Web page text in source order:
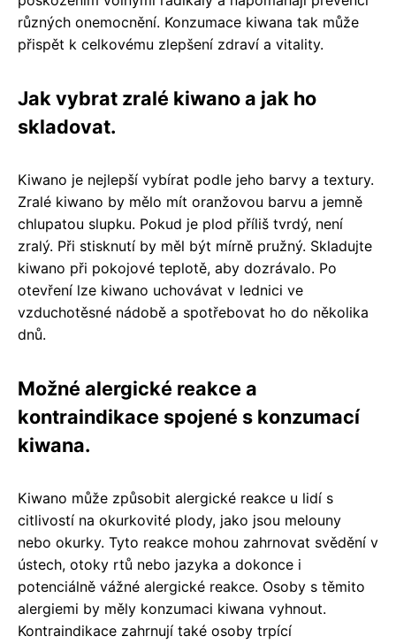
různých onemocnění. Konzumace kiwana tak může
přispět k celkovému zlepšení zdraví a vitality.
Jak vybrat zralé kiwano a jak ho
skladovat.
Kiwano je nejlepší vybírat podle jeho barvy a textury.
Zralé kiwano by mělo mít oranžovou barvu a jemně
chlupatou slupku. Pokud je plod příliš tvrdý, není
zralý. Při stisknutí by měl být mírně pružný. Skladujte
kiwano při pokojové teplotě, aby dozrávalo. Po
otevření lze kiwano uchovávat v lednici ve
vzduchotěsné nádobě a spotřebovat ho do několika
dnů.
Možné alergické reakce a
kontraindikace spojené s konzumací
kiwana.
Kiwano může způsobit alergické reakce u lidí s
citlivostí na okurkovité plody, jako jsou melouny
nebo okurky. Tyto reakce mohou zahrnovat svědění v
ústech, otoky rtů nebo jazyka a dokonce i
potenciálně vážné alergické reakce. Osoby s těmito
alergiemi by měly konzumaci kiwana vyhnout.
Kontraindikace zahrnují také osoby trpící